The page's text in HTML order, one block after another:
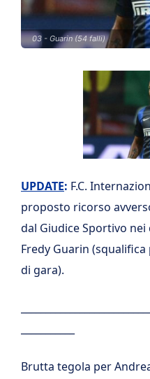
03 - Guarin (54 falli)
UPDATE: F.C.
proposto ricorso
dal Giudice Sportivo
Fredy Guarin
di gara).
Brutta tegola per